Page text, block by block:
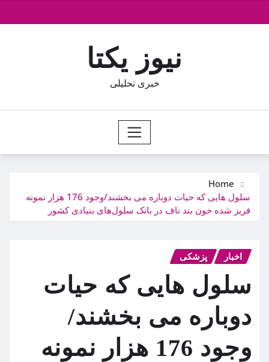
to
نیوز یکتا
خبری تحلیلی
Home
سلول هایی که حیات دوباره می بخشند/وجود 176 هزار نمونه
فریز شده خون بند ناف در بانک سلول‌های بنیادی کشور
اخبار پزشکی
سلول هایی که حیات
دوباره می بخشند/
وجود 176 هزار نمونه